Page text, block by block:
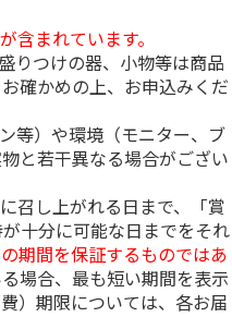
含まれています。
りつけの器、小物等は商品
確かめの上、お申込みくだ
等）や環境（モニター、ブ
と若干異なる場合がござい
召し上がれる日まで、「賞
十分に可能な日までをそれ
期間を保証するものではあ
場合、最も短い期間を表示
）期限については、各お届